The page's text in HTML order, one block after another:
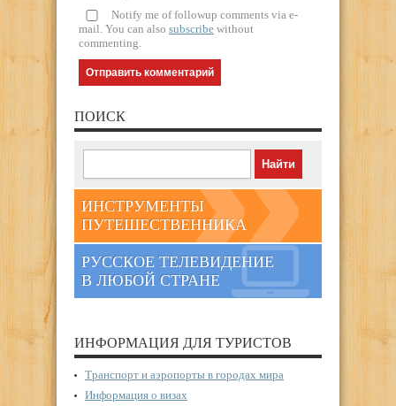
Notify me of followup comments via e-
mail. You can also subscribe without
commenting.
ПОИСК
ИНСТРУМЕНТЫ
ПУТЕШЕСТВЕННИКА
РУССКОЕ ТЕЛЕВИДЕНИЕ
В ЛЮБОЙ СТРАНЕ
ИНФОРМАЦИЯ ДЛЯ ТУРИСТОВ
Транспорт и аэропорты в городах мира
Информация о визах